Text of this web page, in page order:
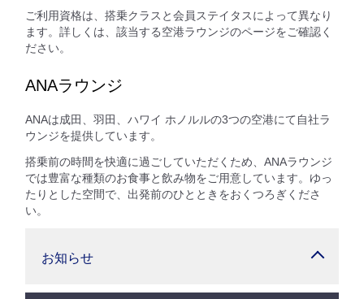
ご利用資格は、搭乗クラスと会員ステイタスによって異なり
ます。詳しくは、該当する空港ラウンジのページをご確認く
ださい。
ANAラウンジ
ANAは成田、羽田、ハワイ ホノルルの3つの空港にて自社ラ
ウンジを提供しています。
搭乗前の時間を快適に過ごしていただくため、ANAラウンジ
では豊富な種類のお食事と飲み物をご用意しています。ゆっ
たりとした空間で、出発前のひとときをおくつろぎくださ
い。
お知らせ